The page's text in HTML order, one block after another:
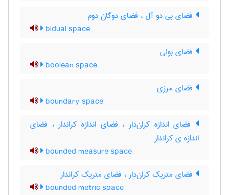
فضای بی دو آل ، فضای دوگان دوم
bidual space
فضای بولی
boolean space
فضای مرزی
boundary space
فضای اندازه کران‌دار ، فضای اندازه کراندار ، فضای
اندازه ی کراندار
bounded measure space
فضای متریک کران‌دار ، فضای متریک کراندار
bounded metric space